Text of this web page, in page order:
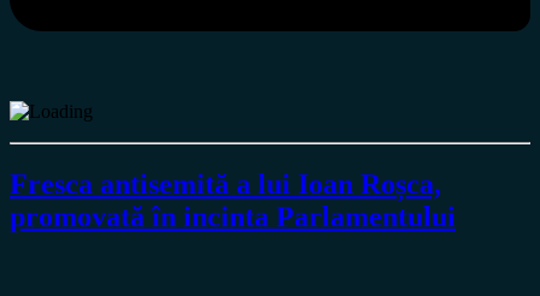
Fresca antisemită a lui Ioan Roșca,
promovată în incinta Parlamentului